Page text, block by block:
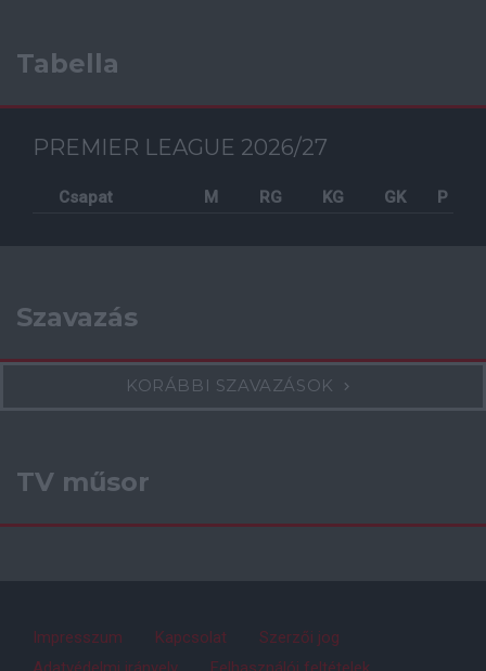
Tabella
PREMIER LEAGUE 2026/27
Csapat M RG KG GK P
Szavazás
KORÁBBI SZAVAZÁSOK
TV műsor
Impresszum Kapcsolat
Szerzői jog